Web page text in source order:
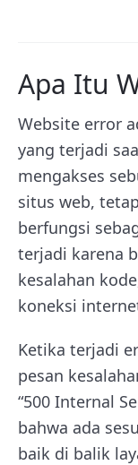
Apa Itu
Website error
yang terjadi
mengakses
situs web,
berfungsi
terjadi karena
kesalahan
koneksi
Ketika terjadi
pesan
“500 Internal
bahwa ada
baik di balik